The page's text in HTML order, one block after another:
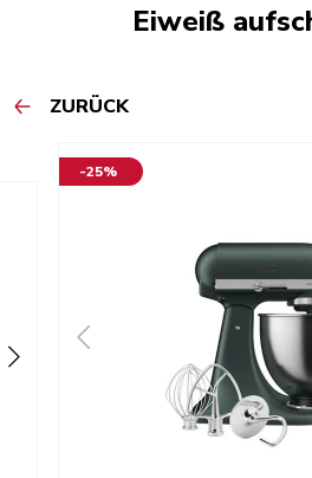
Eiweiß
ZURÜCK
-25%